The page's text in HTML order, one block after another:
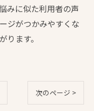
みに似た利用者の声
ジがつかみやすくな
ります。
次のページ >